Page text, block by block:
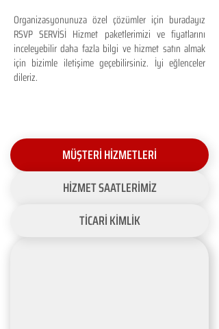
Organizasyonunuza özel çözümler için buradayız
RSVP SERVİSİ Hizmet paketlerimizi ve fiyatlarını
inceleyebilir daha fazla bilgi ve hizmet satın almak
için bizimle iletişime geçebilirsiniz. İyi eğlenceler
dileriz.
MÜŞTERİ HİZMETLERİ
HİZMET SAATLERİMİZ
TİCARİ KİMLİK